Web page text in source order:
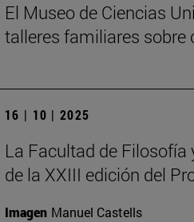
El Museo de Ciencias
talleres familiares sobre
16 | 10 | 2025
La Facultad de Filosofía
de la XXIII edición del
Imagen Manuel Castells